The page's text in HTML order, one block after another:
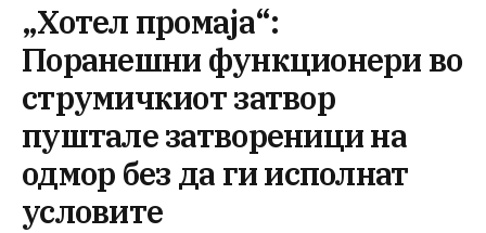
„Хотел промаја“:
Поранешни функционери во
струмичкиот затвор
пуштале затвореници на
одмор без да ги исполнат
условите